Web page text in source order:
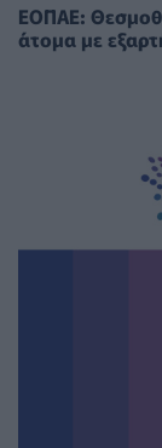
ΕΟΠΑΕ:
άτομα με